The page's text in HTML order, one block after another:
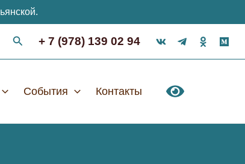
+ 7 (978) 139 02 94
События Контакты